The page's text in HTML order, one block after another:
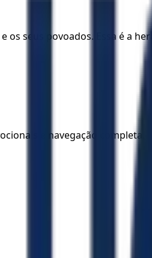
os seus povoados. Essa é a
e navegação completa.